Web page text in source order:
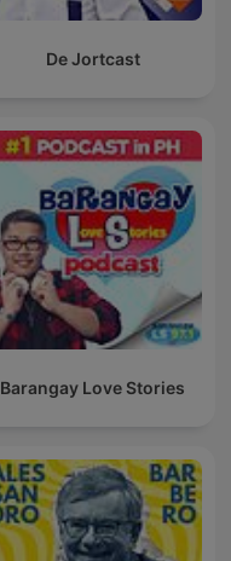
De Jortcast
Barangay Love Stories